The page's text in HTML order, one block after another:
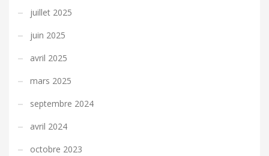
juillet 2025
juin 2025
avril 2025
mars 2025
septembre 2024
avril 2024
octobre 2023